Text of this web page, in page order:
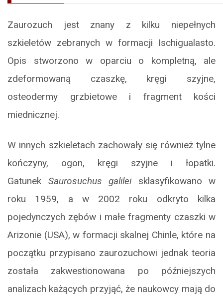
Zaurozuch jest znany z kilku niepełnych
szkieletów zebranych w formacji Ischigualasto.
Opis stworzono w oparciu o kompletną, ale
zdeformowaną czaszkę, kręgi szyjne,
osteodermy grzbietowe i fragment kości
miednicznej.
W innych szkieletach zachowały się również tylne
kończyny, ogon, kręgi szyjne i łopatki.
Gatunek Saurosuchus galilei sklasyfikowano w
roku 1959, a w 2002 roku odkryto kilka
pojedynczych zębów i małe fragmenty czaszki w
Arizonie (USA), w formacji skalnej Chinle, które na
początku przypisano zaurozuchowi jednak teoria
została zakwestionowana po późniejszych
analizach każących przyjąć, że naukowcy mają do